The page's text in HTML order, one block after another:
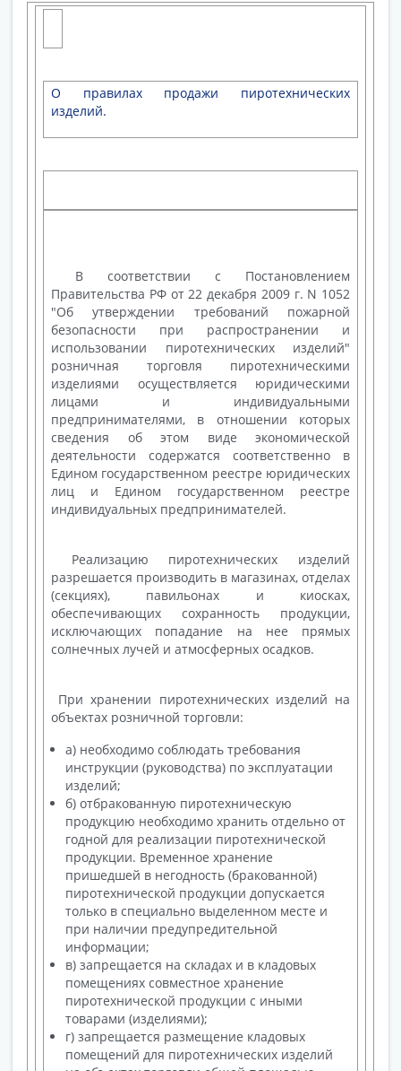
О правилах продажи пиротехнических
изделий.
В соответствии с Постановлением
Правительства РФ от 22 декабря 2009 г. N 1052
"Об утверждении требований пожарной
безопасности при распространении и
использовании пиротехнических изделий"
розничная торговля пиротехническими
изделиями осуществляется юридическими
лицами и индивидуальными
предпринимателями, в отношении которых
сведения об этом виде экономической
деятельности содержатся соответственно в
Едином государственном реестре юридических
лиц и Едином государственном реестре
индивидуальных предпринимателей.
Реализацию пиротехнических изделий
разрешается производить в магазинах, отделах
(секциях), павильонах и киосках,
обеспечивающих сохранность продукции,
исключающих попадание на нее прямых
солнечных лучей и атмосферных осадков.
При хранении пиротехнических изделий на
объектах розничной торговли:
а) необходимо соблюдать требования
инструкции (руководства) по эксплуатации
изделий;
б) отбракованную пиротехническую
продукцию необходимо хранить отдельно от
годной для реализации пиротехнической
продукции. Временное хранение
пришедшей в негодность (бракованной)
пиротехнической продукции допускается
только в специально выделенном месте и
при наличии предупредительной
информации;
в) запрещается на складах и в кладовых
помещениях совместное хранение
пиротехнической продукции с иными
товарами (изделиями);
г) запрещается размещение кладовых
помещений для пиротехнических изделий